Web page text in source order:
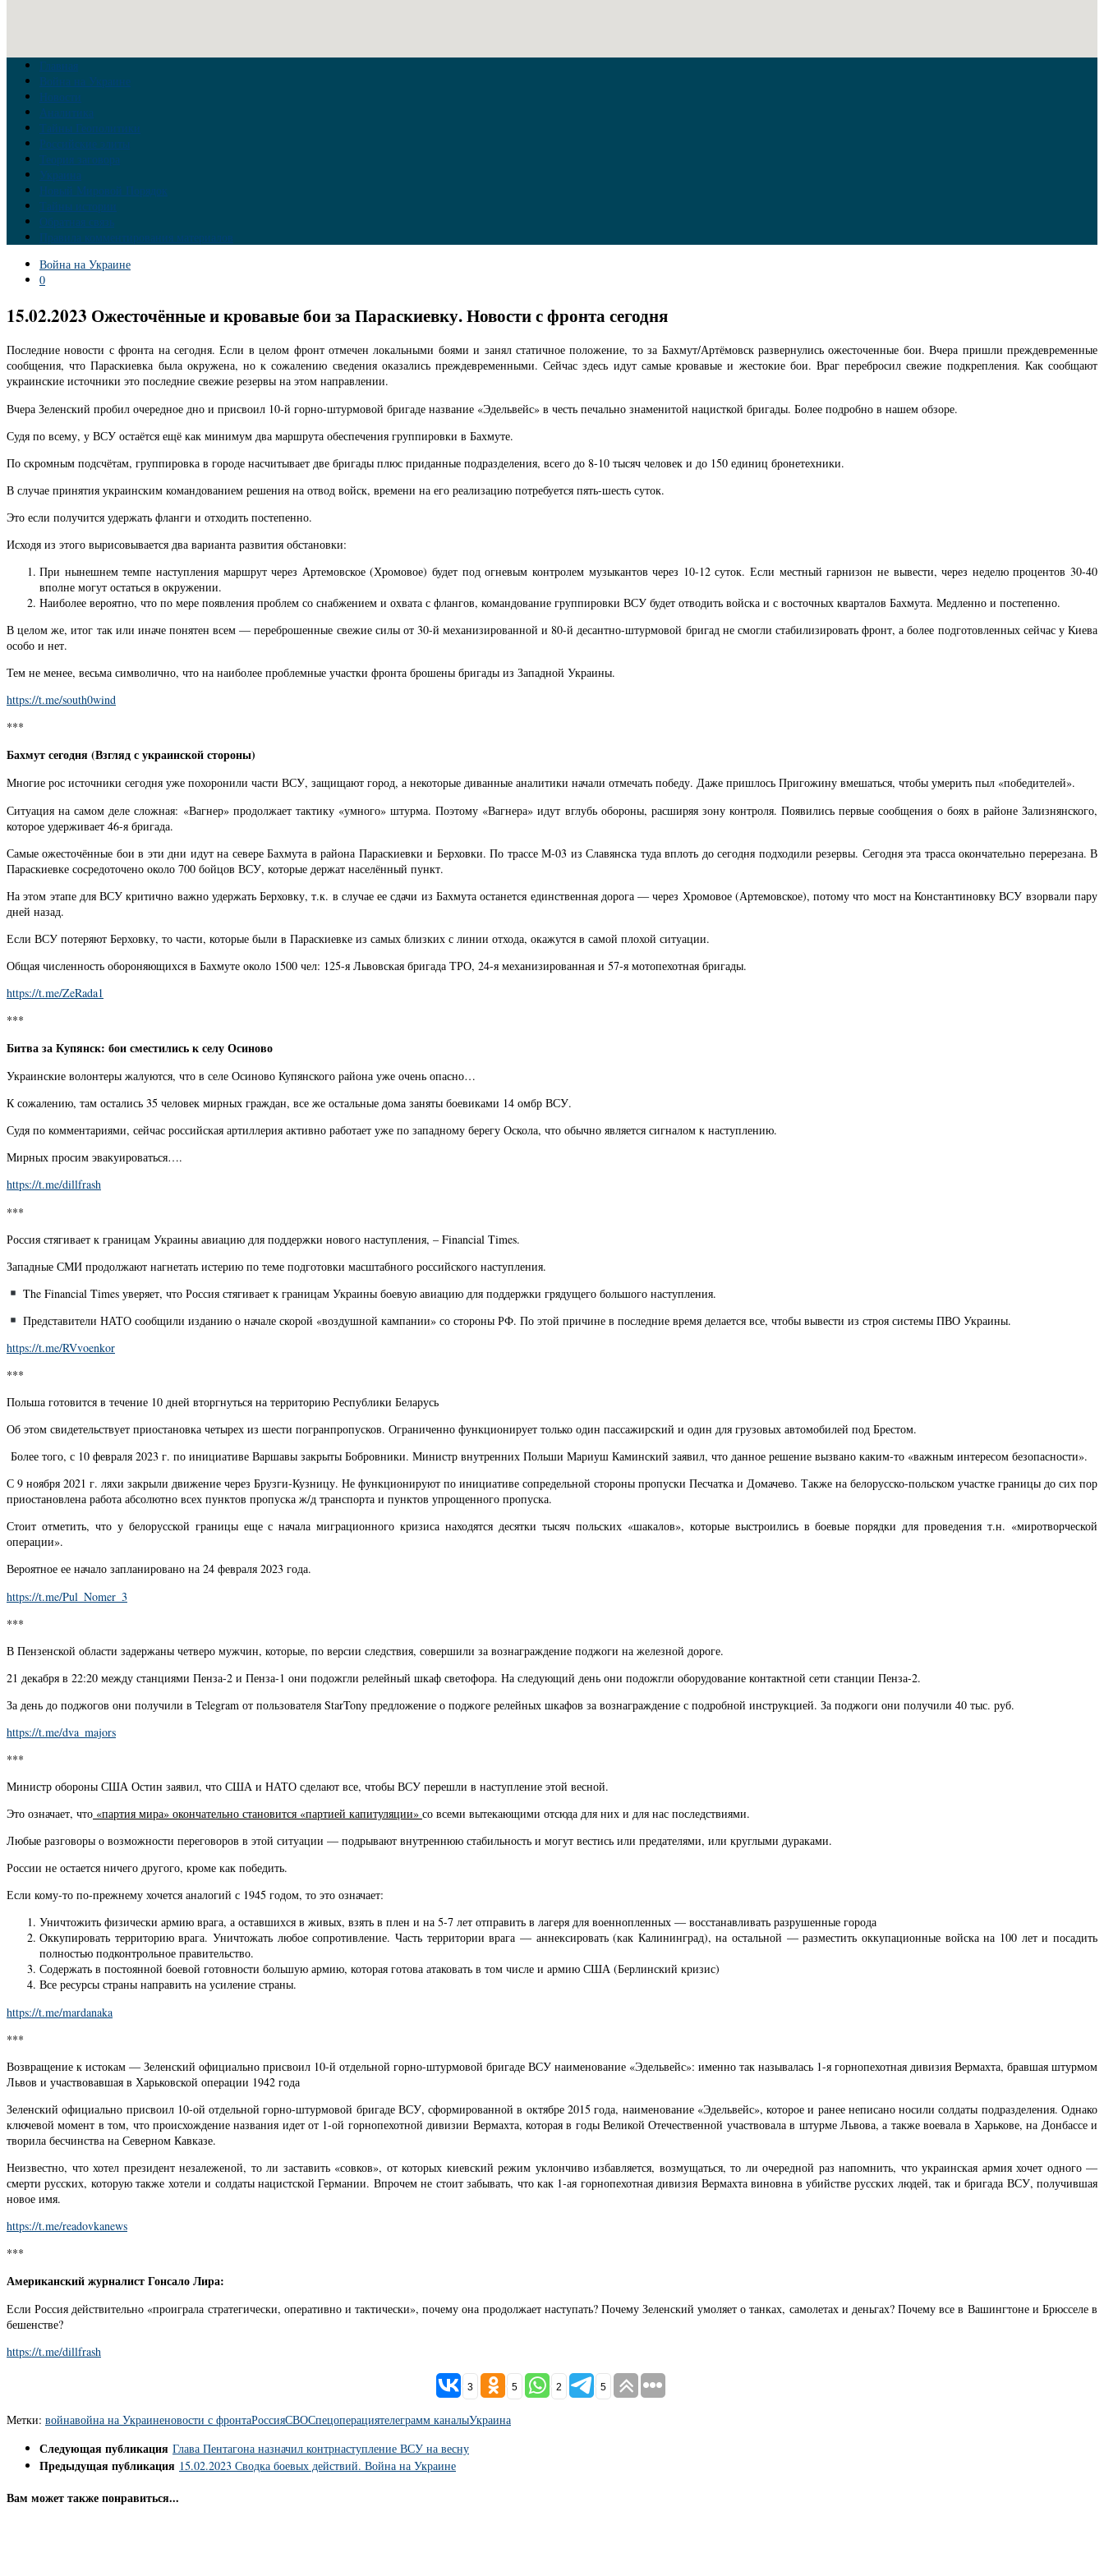
Главная
Война на Украине
Новости
Аналитика
Тайны Геополитики
Российские элиты
Теория заговора
Украина
Новый Мировой Порядок
Тайны истории
Обратная связь
Правила комментирования материалов
Война на Украине
0
15.02.2023 Ожесточённые и кровавые бои за Параскиевку. Новости с фронта сегодня
Последние новости с фронта на сегодня. Если в целом фронт отмечен локальными боями и занял статичное положение, то за Бахмут/Артёмовск развернулись ожесточенные бои. Вчера пришли преждевременные
сообщения, что Параскиевка была окружена, но к сожалению сведения оказались преждевременными. Сейчас здесь идут самые кровавые и жестокие бои. Враг перебросил свежие подкрепления. Как сообщают
украинские источники это последние свежие резервы на этом направлении.
Вчера Зеленский пробил очередное дно и присвоил 10-й горно-штурмовой бригаде название «Эдельвейс» в честь печально знаменитой нацисткой бригады. Более подробно в нашем обзоре.
Судя по всему, у ВСУ остаётся ещё как минимум два маршрута обеспечения группировки в Бахмуте.
По скромным подсчётам, группировка в городе насчитывает две бригады плюс приданные подразделения, всего до 8-10 тысяч человек и до 150 единиц бронетехники.
В случае принятия украинским командованием решения на отвод войск, времени на его реализацию потребуется пять-шесть суток.
Это если получится удержать фланги и отходить постепенно.
Исходя из этого вырисовывается два варианта развития обстановки:
При нынешнем темпе наступления маршрут через Артемовское (Хромовое) будет под огневым контролем музыкантов через 10-12 суток. Если местный гарнизон не вывести, через неделю процентов 30-40
вполне могут остаться в окружении.
Наиболее вероятно, что по мере появления проблем со снабжением и охвата с флангов, командование группировки ВСУ будет отводить войска и с восточных кварталов Бахмута. Медленно и постепенно.
В целом же, итог так или иначе понятен всем — переброшенные свежие силы от 30-й механизированной и 80-й десантно-штурмовой бригад не смогли стабилизировать фронт, а более подготовленных сейчас у Киева
особо и нет.
Тем не менее, весьма символично, что на наиболее проблемные участки фронта брошены бригады из Западной Украины.
https://t.me/south0wind
***
Бахмут сегодня (Взгляд с украинской стороны)
Многие рос источники сегодня уже похоронили части ВСУ, защищают город, а некоторые диванные аналитики начали отмечать победу. Даже пришлось Пригожину вмешаться, чтобы умерить пыл «победителей».
Ситуация на самом деле сложная: «Вагнер» продолжает тактику «умного» штурма. Поэтому «Вагнера» идут вглубь обороны, расширяя зону контроля. Появились первые сообщения о боях в районе Зализнянского,
которое удерживает 46-я бригада.
Самые ожесточённые бои в эти дни идут на севере Бахмута в района Параскиевки и Берховки. По трассе М-03 из Славянска туда вплоть до сегодня подходили резервы. Сегодня эта трасса окончательно перерезана. В
Параскиевке сосредоточено около 700 бойцов ВСУ, которые держат населённый пункт.
На этом этапе для ВСУ критично важно удержать Берховку, т.к. в случае ее сдачи из Бахмута останется единственная дорога — через Хромовое (Артемовское), потому что мост на Константиновку ВСУ взорвали пару
дней назад.
Если ВСУ потеряют Берховку, то части, которые были в Параскиевке из самых близких с линии отхода, окажутся в самой плохой ситуации.
Общая численность обороняющихся в Бахмуте около 1500 чел: 125-я Львовская бригада ТРО, 24-я механизированная и 57-я мотопехотная бригады.
https://t.me/ZeRada1
***
Битва за Купянск: бои сместились к селу Осиново
Украинские волонтеры жалуются, что в селе Осиново Купянского района уже очень опасно…
К сожалению, там остались 35 человек мирных граждан, все же остальные дома заняты боевиками 14 омбр ВСУ.
Судя по комментариями, сейчас российская артиллерия активно работает уже по западному берегу Оскола, что обычно является сигналом к наступлению.
Мирных просим эвакуироваться….
https://t.me/dillfrash
***
Россия стягивает к границам Украины авиацию для поддержки нового наступления, – Financial Times.
Западные СМИ продолжают нагнетать истерию по теме подготовки масштабного российского наступления.
The Financial Times уверяет, что Россия стягивает к границам Украины боевую авиацию для поддержки грядущего большого наступления.
Представители НАТО сообщили изданию о начале скорой «воздушной кампании» со стороны РФ. По этой причине в последние время делается все, чтобы вывести из строя системы ПВО Украины.
https://t.me/RVvoenkor
***
Польша готовится в течение 10 дней вторгнуться на территорию Республики Беларусь
Об этом свидетельствует приостановка четырех из шести погранпропусков. Ограниченно функционирует только один пассажирский и один для грузовых автомобилей под Брестом.
Более того, с 10 февраля 2023 г. по инициативе Варшавы закрыты Бобровники. Министр внутренних Польши Мариуш Каминский заявил, что данное решение вызвано каким-то «важным интересом безопасности».
С 9 ноября 2021 г. ляхи закрыли движение через Брузги-Кузницу. Не функционируют по инициативе сопредельной стороны пропуски Песчатка и Домачево. Также на белорусско-польском участке границы до сих пор
приостановлена работа абсолютно всех пунктов пропуска ж/д транспорта и пунктов упрощенного пропуска.
Стоит отметить, что у белорусской границы еще с начала миграционного кризиса находятся десятки тысяч польских «шакалов», которые выстроились в боевые порядки для проведения т.н. «миротворческой
операции».
Вероятное ее начало запланировано на 24 февраля 2023 года.
https://t.me/Pul_Nomer_3
***
В Пензенской области задержаны четверо мужчин, которые, по версии следствия, совершили за вознаграждение поджоги на железной дороге.
21 декабря в 22:20 между станциями Пенза-2 и Пенза-1 они подожгли релейный шкаф светофора. На следующий день они подожгли оборудование контактной сети станции Пенза-2.
За день до поджогов они получили в Telegram от пользователя StarTony предложение о поджоге релейных шкафов за вознаграждение с подробной инструкцией. За поджоги они получили 40 тыс. руб.
https://t.me/dva_majors
***
Министр обороны США Остин заявил, что США и НАТО сделают все, чтобы ВСУ перешли в наступление этой весной.
Это означает, что «партия мира» окончательно становится «партией капитуляции» со всеми вытекающими отсюда для них и для нас последствиями.
Любые разговоры о возможности переговоров в этой ситуации — подрывают внутреннюю стабильность и могут вестись или предателями, или круглыми дураками.
России не остается ничего другого, кроме как победить.
Если кому-то по-прежнему хочется аналогий с 1945 годом, то это означает:
Уничтожить физически армию врага, а оставшихся в живых, взять в плен и на 5-7 лет отправить в лагеря для военнопленных — восстанавливать разрушенные города
Оккупировать территорию врага. Уничтожать любое сопротивление. Часть территории врага — аннексировать (как Калининград), на остальной — разместить оккупационные войска на 100 лет и посадить
полностью подконтрольное правительство.
Содержать в постоянной боевой готовности большую армию, которая готова атаковать в том числе и армию США (Берлинский кризис)
Все ресурсы страны направить на усиление страны.
https://t.me/mardanaka
***
Возвращение к истокам — Зеленский официально присвоил 10-й отдельной горно-штурмовой бригаде ВСУ наименование «Эдельвейс»: именно так называлась 1-я горнопехотная дивизия Вермахта, бравшая штурмом
Львов и участвовавшая в Харьковской операции 1942 года
Зеленский официально присвоил 10-ой отдельной горно-штурмовой бригаде ВСУ, сформированной в октябре 2015 года, наименование «Эдельвейс», которое и ранее неписано носили солдаты подразделения. Однако
ключевой момент в том, что происхождение названия идет от 1-ой горнопехотной дивизии Вермахта, которая в годы Великой Отечественной участвовала в штурме Львова, а также воевала в Харькове, на Донбассе и
творила бесчинства на Северном Кавказе.
Неизвестно, что хотел президент незалеженой, то ли заставить «совков», от которых киевский режим уклончиво избавляется, возмущаться, то ли очередной раз напомнить, что украинская армия хочет одного —
смерти русских, которую также хотели и солдаты нацистской Германии. Впрочем не стоит забывать, что как 1-ая горнопехотная дивизия Вермахта виновна в убийстве русских людей, так и бригада ВСУ, получившая
новое имя.
https://t.me/readovkanews
***
Американский журналист Гонсало Лира:
Если Россия действительно «проиграла стратегически, оперативно и тактически», почему она продолжает наступать? Почему Зеленский умоляет о танках, самолетах и деньгах? Почему все в Вашингтоне и Брюсселе в
бешенстве?
https://t.me/dillfrash
3 5 2 5
Метки: войнавойна на Украиненовости с фронтаРоссияСВОСпецоперациятелеграмм каналыУкраина
Следующая публикация Глава Пентагона назначил контрнаступление ВСУ на весну
Предыдущая публикация 15.02.2023 Сводка боевых действий. Война на Украине
Вам может также понравиться...